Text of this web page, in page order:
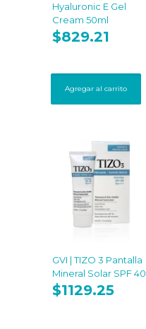
Hyaluronic E Gel
Cream 50ml
$829.21
Agregar al carrito
GVI | TIZO 3 Pantalla
Mineral Solar SPF 40
$1129.25